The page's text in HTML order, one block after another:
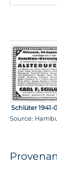
Schlüter
Source: